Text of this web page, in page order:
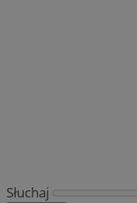
Słuchaj